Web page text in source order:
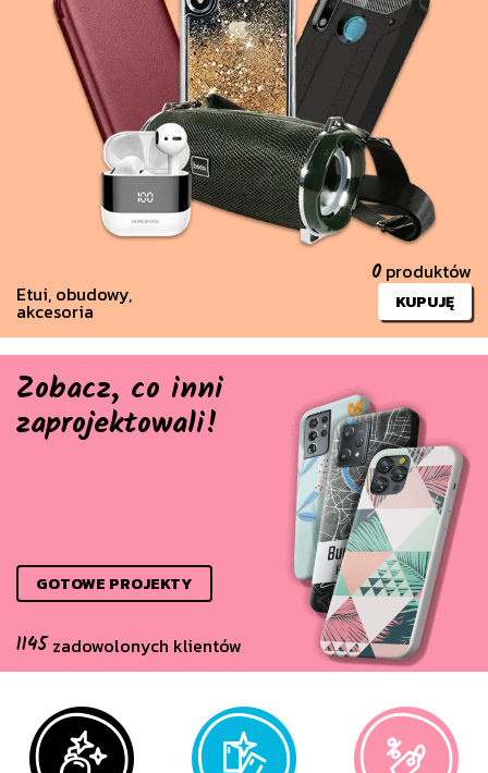
Etui, obudowy,
akcesoria
0 produktów
KUPUJĘ
Zobacz, co inni
zaprojektowali!
1145 zadowolonych klientów
GOTOWE PROJEKTY